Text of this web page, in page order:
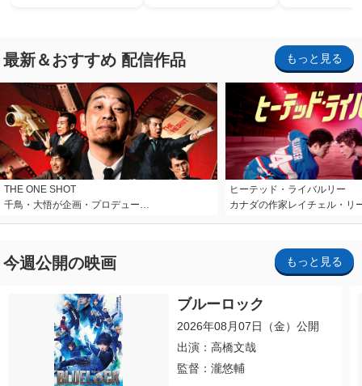
最新＆おすすめ 配信作品 もっと見る
THE ONE SHOT
千鳥・大悟が企画・プロデュー…
ヒーテッド・ライバルリー
カナダの作家レイチェル・リ
今週公開の映画 もっと見る
ブルーロック
2026年08月07日（金）公開
出演：高橋文哉
監督：瀧悠輔